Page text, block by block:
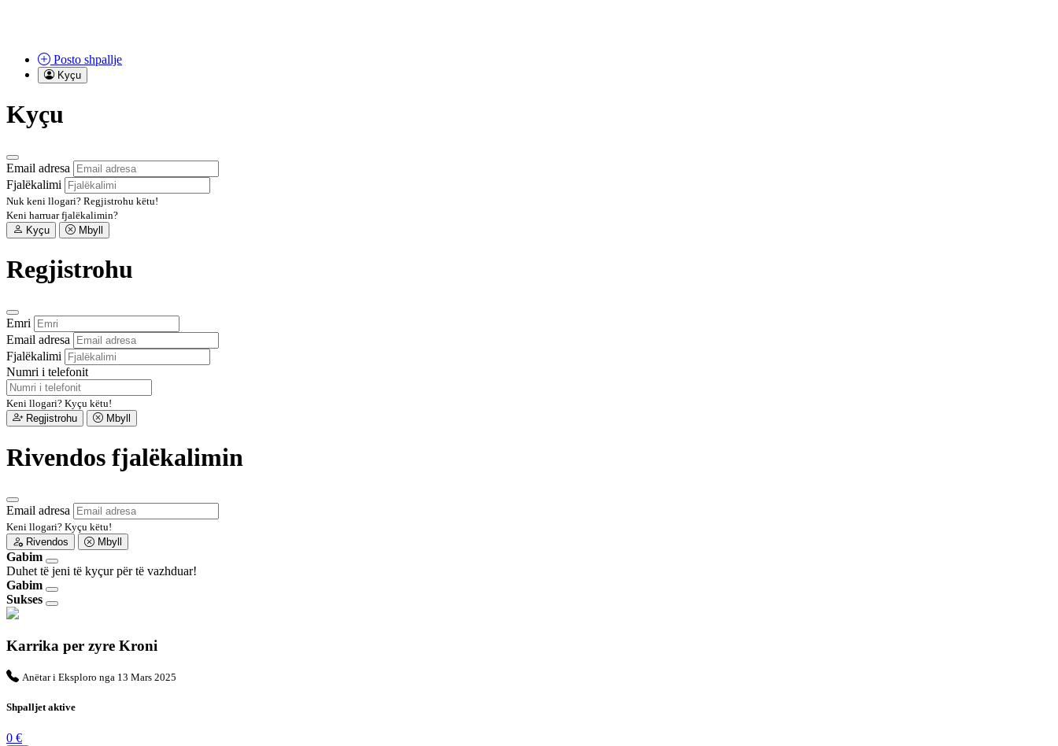
Posto shpallje
Kyçu
Kyçu
Email adresa
Fjalëkalimi
Nuk keni llogari? Regjistrohu këtu!
Keni harruar fjalëkalimin?
Kyçu
Mbyll
Regjistrohu
Emri
Email adresa
Fjalëkalimi
Numri i telefonit
Keni llogari? Kyçu këtu!
Regjistrohu
Mbyll
Rivendos fjalëkalimin
Email adresa
Keni llogari? Kyçu këtu!
Rivendos
Mbyll
Gabim
Duhet të jeni të kyçur për të vazhduar!
Gabim
Sukses
Karrika per zyre Kroni
Anëtar i Eksploro nga 13 Mars 2025
Shpalljet aktive
0 €